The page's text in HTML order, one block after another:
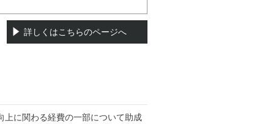
詳しくはこちらのページへ
上に関わる経費の一部について助成